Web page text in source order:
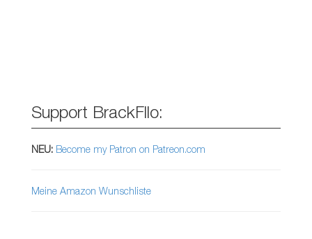
Support BrackFllo:
NEU: Become my Patron on Patreon.com
Meine Amazon Wunschliste